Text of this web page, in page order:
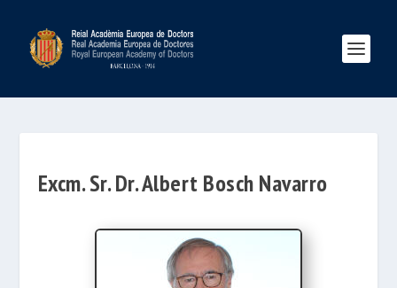
Excm. Sr. Dr. Albert Bosch Navarro